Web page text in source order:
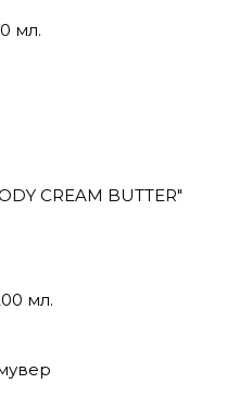
мл.
CREAM BUTTER"
мл.